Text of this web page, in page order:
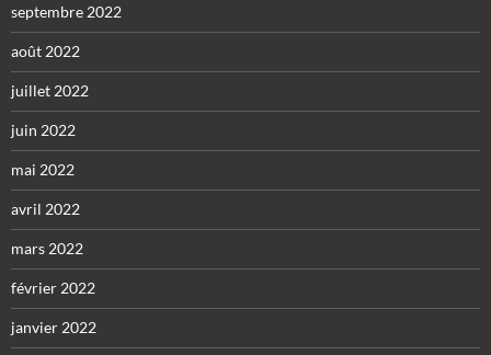
septembre 2022
août 2022
juillet 2022
juin 2022
mai 2022
avril 2022
mars 2022
février 2022
janvier 2022